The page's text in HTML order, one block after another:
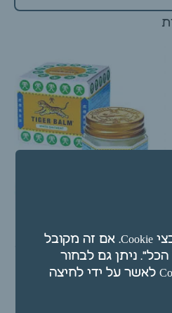
TIGER BALM – משחת
(OINT)
אנו משתמשים בקובצי Cookie. אם זה מקובל
ניתן גם לבחור
אילו סוגי קובצי Cookie לאשר על ידי לחיצה